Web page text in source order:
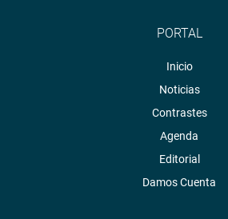
PORTAL
Inicio
Noticias
Contrastes
Agenda
Editorial
Damos Cuenta